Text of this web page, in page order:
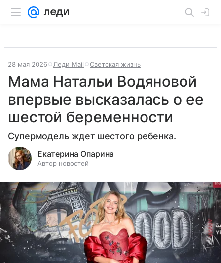
28 мая 2026 Леди Mail Светская жизнь
Мама Натальи Водяновой
впервые высказалась о ее
шестой беременности
Супермодель ждет шестого ребенка.
Екатерина Опарина
Автор новостей